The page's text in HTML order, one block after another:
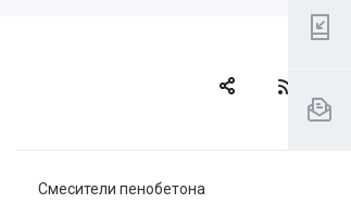
Смесители пенобетона